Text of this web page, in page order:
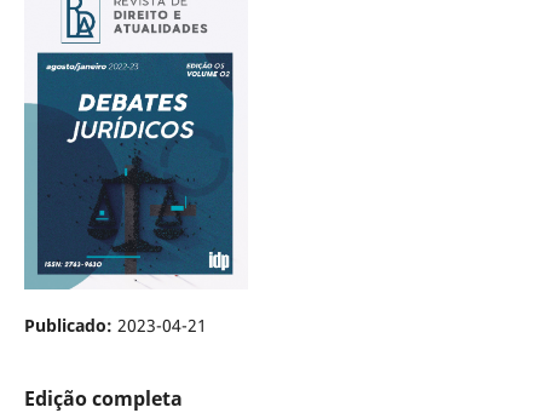
Publicado: 2023-04-21
Edição completa